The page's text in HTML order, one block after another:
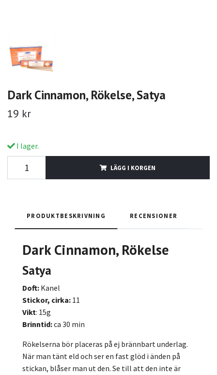
Dark Cinnamon, Rökelse, Satya
19 kr
I lager.
LÄGG I KORGEN
PRODUKTBESKRIVNING RECENSIONER
Dark Cinnamon, Rökelse
Satya
Doft: Kanel
Stickor, cirka: 11
Vikt: 15g
Brinntid:ca 30 min
Rökelserna bör placeras på ej brännbart underlag.
När man tänt eld och ser en fast glöd i änden på
stickan, blåser man ut den. Se till att den inte är